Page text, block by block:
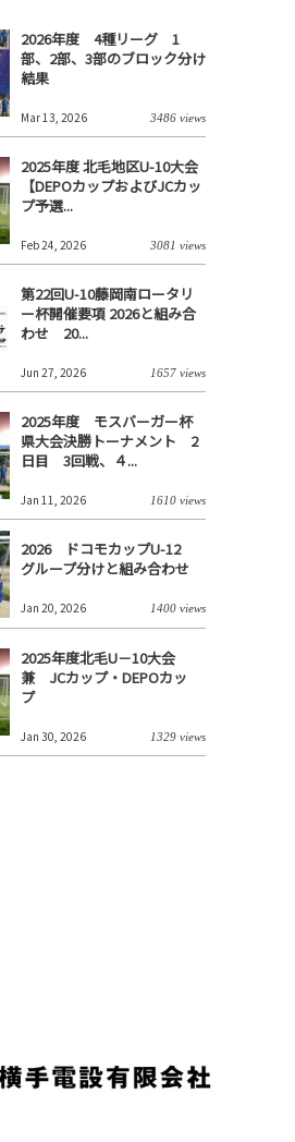
2026年度 4種リーグ 1
部、2部、3部のブロック分け
結果
Mar 13, 2026 3486 views
2025年度 北毛地区U-10大会
【DEPOカップおよびJCカッ
プ予選...
Feb 24, 2026 3081 views
第22回U-10藤岡南ロータリ
ー杯開催要項 2026と組み合
わせ 20...
Jun 27, 2026 1657 views
2025年度 モスバーガー杯
県大会決勝トーナメント 2
日目 3回戦、４...
Jan 11, 2026 1610 views
2026 ドコモカップU-12
グループ分けと組み合わせ
Jan 20, 2026 1400 views
2025年度北毛U－10大会
兼 JCカップ・DEPOカッ
プ
Jan 30, 2026 1329 views